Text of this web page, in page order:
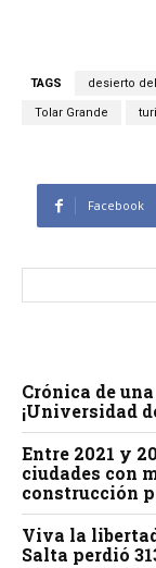
TAGS desierto
Tolar Grande
Facebook
Crónica de
¡Universidad
Entre 2021 y
ciudades con
construcción
Viva la
Salta perdió